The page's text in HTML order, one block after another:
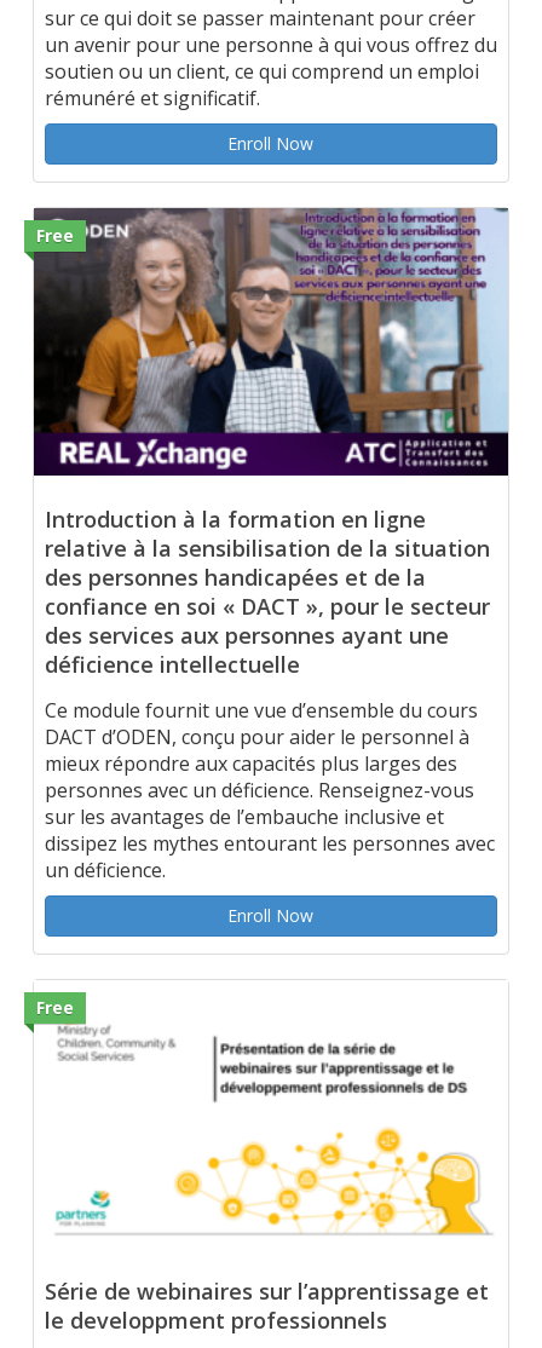
sur ce qui doit se passer maintenant pour créer
un avenir pour une personne à qui vous offrez du
soutien ou un client, ce qui comprend un emploi
rémunéré et significatif.
Enroll Now
Free
Introduction à la formation en ligne
relative à la sensibilisation de la situation
des personnes handicapées et de la
confiance en soi « DACT », pour le secteur
des services aux personnes ayant une
déficience intellectuelle
Ce module fournit une vue d’ensemble du cours
DACT d’ODEN, conçu pour aider le personnel à
mieux répondre aux capacités plus larges des
personnes avec un déficience. Renseignez-vous
sur les avantages de l’embauche inclusive et
dissipez les mythes entourant les personnes avec
un déficience.
Enroll Now
Free
Série de webinaires sur l’apprentissage et
le developpment professionnels